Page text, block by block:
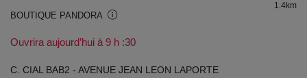
BOUTIQUE PANDORA
Ouvrira aujourd’hui à 9 h :30
1.4km
C. CIAL BAB2 - AVENUE JEAN LEON LAPORTE